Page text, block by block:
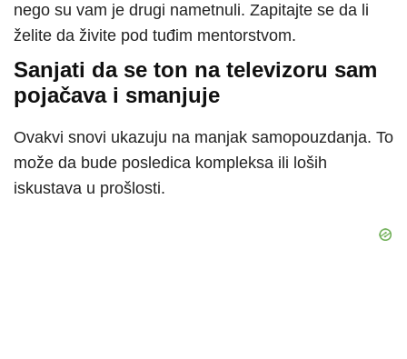
nego su vam je drugi nametnuli. Zapitajte se da li
želite da živite pod tuđim mentorstvom.
Sanjati da se ton na televizoru sam
pojačava i smanjuje
Ovakvi snovi ukazuju na manjak samopouzdanja. To
može da bude posledica kompleksa ili loših
iskustava u prošlosti.